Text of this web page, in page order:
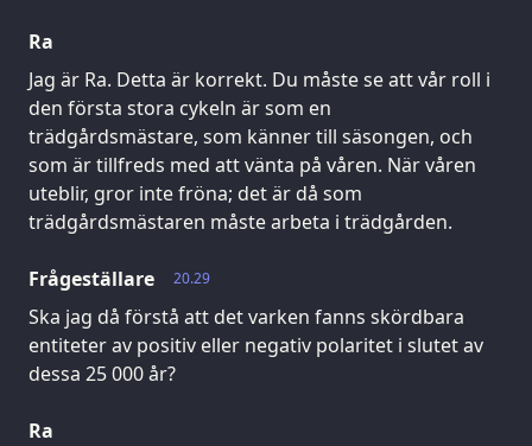
Ra
Jag är Ra. Detta är korrekt. Du måste se att vår roll i
den första stora cykeln är som en
trädgårdsmästare, som känner till säsongen, och
som är tillfreds med att vänta på våren. När våren
uteblir, gror inte fröna; det är då som
trädgårdsmästaren måste arbeta i trädgården.
20.29
Frågeställare
Ska jag då förstå att det varken fanns skördbara
entiteter av positiv eller negativ polaritet i slutet av
dessa 25 000 år?
Ra